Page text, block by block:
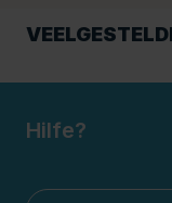
Hilfe?